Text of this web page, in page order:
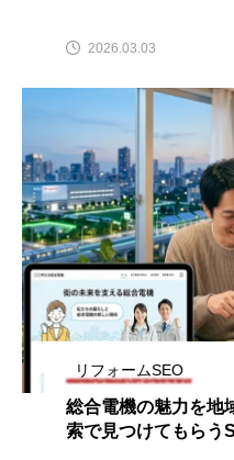
2026.03.03
リフォームSEO
総合電機の魅力を地
索で見つけてもらう